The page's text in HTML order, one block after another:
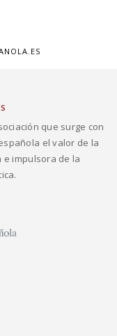
que surge con
el valor de la
e impulsora de la